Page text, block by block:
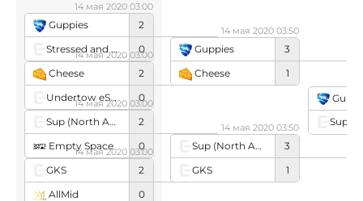
Guppies
2
Stressed and Depressed
0
14 мая 2020 03:00
Cheese
2
Undertow eSports
0
14 мая 2020 03:00
Sup (North American Team)
2
Empty Space
0
14 мая 2020 03:00
GKS
2
AllMid
0
14 мая 2020 03:00
Guppies
3
Cheese
1
14 мая 2020 03:50
Sup (North American Team)
3
GKS
1
14 мая 2020 03:50